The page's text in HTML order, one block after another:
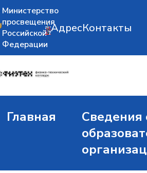
Министерство
просвещения
Российской
Федерации
АдресКонтакты
Главная
Сведения